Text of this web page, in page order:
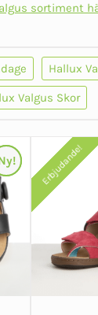
sortiment
Hallux
Valgus Skor
Erbjudande!
Erbjudande!